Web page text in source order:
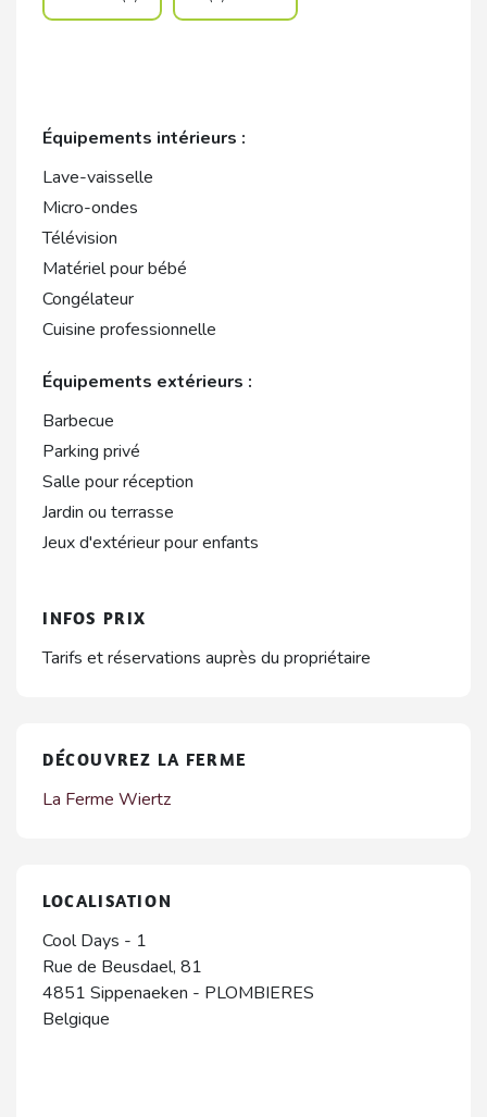
Équipements intérieurs :
Lave-vaisselle
Micro-ondes
Télévision
Matériel pour bébé
Congélateur
Cuisine professionnelle
Équipements extérieurs :
Barbecue
Parking privé
Salle pour réception
Jardin ou terrasse
Jeux d'extérieur pour enfants
INFOS PRIX
Tarifs et réservations auprès du propriétaire
DÉCOUVREZ LA FERME
La Ferme Wiertz
LOCALISATION
Cool Days - 1
Rue de Beusdael, 81
4851 Sippenaeken - PLOMBIERES
Belgique